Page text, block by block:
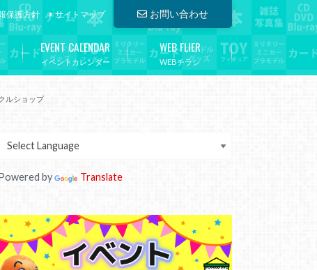
お問い合わせ
保護方針 サイトマップ
イベントカレンダー
EVENT CALENDAR
WEBチラシ
WEB FLIER
ルショップ
by Translate